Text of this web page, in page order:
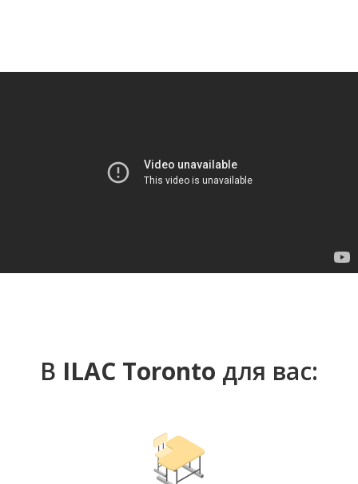
В ILAC Toronto для вас: